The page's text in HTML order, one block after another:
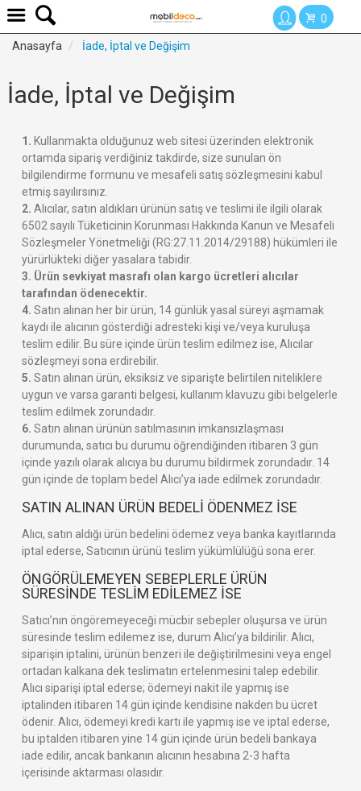
0
Anasayfa İade, İptal ve Değişim
İade, İptal ve Değişim
1. Kullanmakta olduğunuz web sitesi üzerinden elektronik
ortamda sipariş verdiğiniz takdirde, size sunulan ön
bilgilendirme formunu ve mesafeli satış sözleşmesini kabul
etmiş sayılırsınız.
2. Alıcılar, satın aldıkları ürünün satış ve teslimi ile ilgili olarak
6502 sayılı Tüketicinin Korunması Hakkında Kanun ve Mesafeli
Sözleşmeler Yönetmeliği (RG:27.11.2014/29188) hükümleri ile
yürürlükteki diğer yasalara tabidir.
3. Ürün sevkiyat masrafı olan kargo ücretleri alıcılar
tarafından ödenecektir.
4. Satın alınan her bir ürün, 14 günlük yasal süreyi aşmamak
kaydı ile alıcının gösterdiği adresteki kişi ve/veya kuruluşa
teslim edilir. Bu süre içinde ürün teslim edilmez ise, Alıcılar
sözleşmeyi sona erdirebilir.
5. Satın alınan ürün, eksiksiz ve siparişte belirtilen niteliklere
uygun ve varsa garanti belgesi, kullanım klavuzu gibi belgelerle
teslim edilmek zorundadır.
6. Satın alınan ürünün satılmasının imkansızlaşması
durumunda, satıcı bu durumu öğrendiğinden itibaren 3 gün
içinde yazılı olarak alıcıya bu durumu bildirmek zorundadır. 14
gün içinde de toplam bedel Alıcı’ya iade edilmek zorundadır.
SATIN ALINAN ÜRÜN BEDELİ ÖDENMEZ İSE
Alıcı, satın aldığı ürün bedelini ödemez veya banka kayıtlarında
iptal ederse, Satıcının ürünü teslim yükümlülüğü sona erer.
ÖNGÖRÜLEMEYEN SEBEPLERLE ÜRÜN
SÜRESİNDE TESLİM EDİLEMEZ İSE
Satıcı’nın öngöremeyeceği mücbir sebepler oluşursa ve ürün
süresinde teslim edilemez ise, durum Alıcı’ya bildirilir. Alıcı,
siparişin iptalini, ürünün benzeri ile değiştirilmesini veya engel
ortadan kalkana dek teslimatın ertelenmesini talep edebilir.
Alıcı siparişi iptal ederse; ödemeyi nakit ile yapmış ise
iptalinden itibaren 14 gün içinde kendisine nakden bu ücret
ödenir. Alıcı, ödemeyi kredi kartı ile yapmış ise ve iptal ederse,
bu iptalden itibaren yine 14 gün içinde ürün bedeli bankaya
iade edilir, ancak bankanın alıcının hesabına 2-3 hafta
içerisinde aktarması olasıdır.